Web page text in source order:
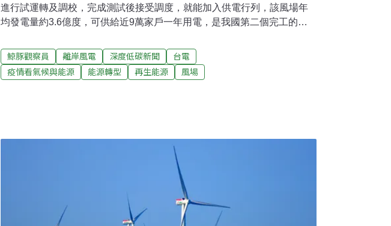
進行試運轉及調校，完成測試後接受調度，就能加入供電行列，該風場年
均發電量約3.6億度，可供給近9萬家戶一年用電，是我國第二個完工的離
COVID-19疫情影響，工程一度受阻，如今總算順利追上進度。台電一期風
場位在彰化縣芳苑鄉西側外海約8公里處，面積約836公頃，是能源局離岸
風場示範案之一，由日商日立公司、比利時商楊德諾公司共同承攬。全案
109MW 等經過驗收才算完工台電一期風場安裝的21部風機為日立5.2MW
風機，總裝置容量為109.2MW，年平均發電量約3.6億度，可供給近
鯨豚觀察員 離岸風電 深度低碳新聞
台電
疫情看氣候與能源
能源轉型 再生能源 風場